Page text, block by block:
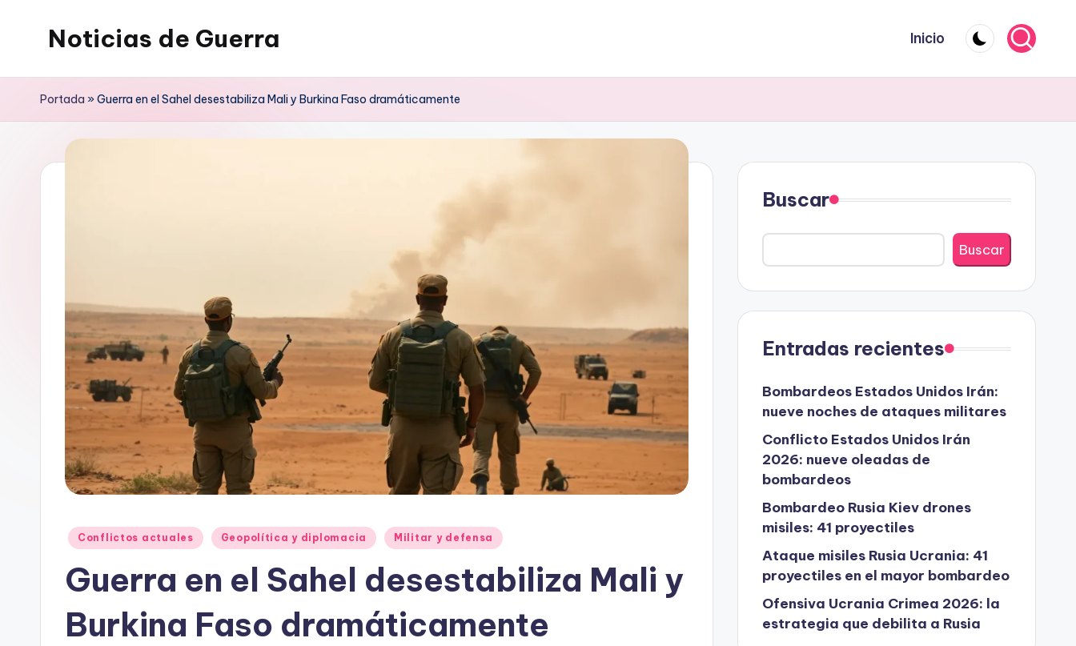
Noticias de Guerra Inicio
Portada »Guerra en el Sahel desestabiliza Mali y Burkina Faso dramáticamente
Publicado
Conflictos actuales Geopolítica y diplomacia Militar y defensa
Guerra en el Sahel desestabiliza Mali y
Burkina Faso dramáticamente
Buscar
Buscar
Entradas recientes
Bombardeos Estados Unidos Irán:
nueve noches de ataques militares
Conflicto Estados Unidos Irán
2026: nueve oleadas de
bombardeos
Bombardeo Rusia Kiev drones
misiles: 41 proyectiles
Ataque misiles Rusia Ucrania: 41
proyectiles en el mayor bombardeo
Ofensiva Ucrania Crimea 2026: la
estrategia que debilita a Rusia